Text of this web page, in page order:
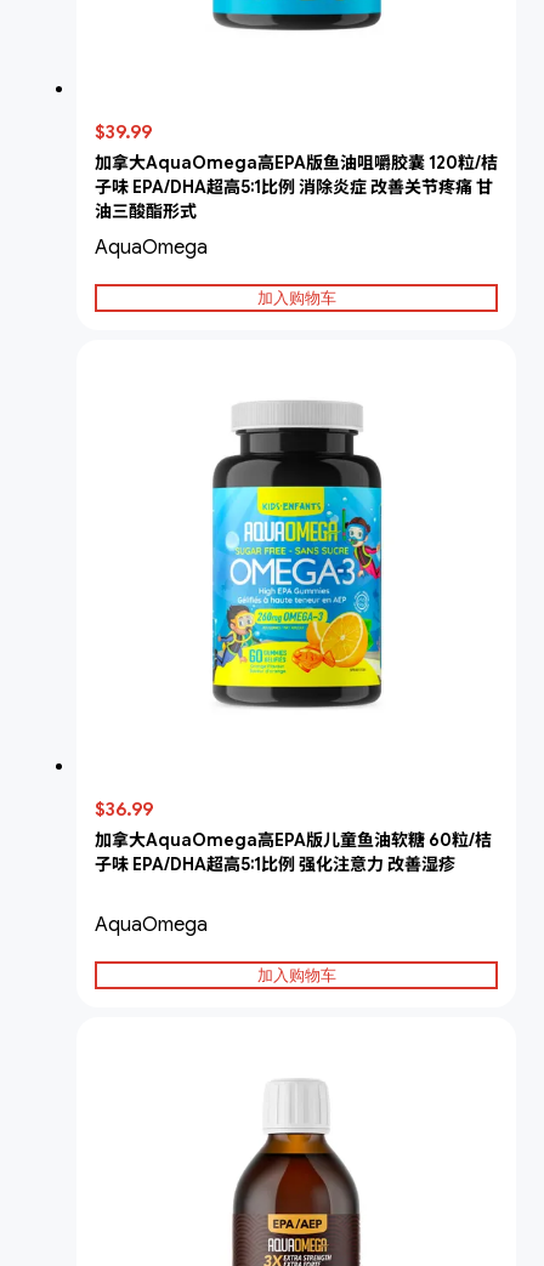
$39.99
加拿大AquaOmega高EPA版鱼油咀嚼胶囊 120粒/桔
子味 EPA/DHA超高5:1比例 消除炎症 改善关节疼痛 甘
油三酸酯形式
AquaOmega
加入购物车
$36.99
加拿大AquaOmega高EPA版儿童鱼油软糖 60粒/桔
子味 EPA/DHA超高5:1比例 强化注意力 改善湿疹
AquaOmega
加入购物车